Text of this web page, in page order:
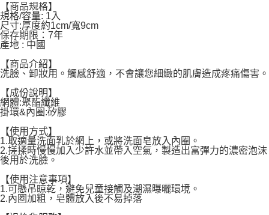
每筆NT$60，滿NT$599(含以上)免運費
宅配
每筆NT$120，滿NT$1,999(含以上)免運費
【商品規格】
規格/容量: 1入
尺寸:厚度約1cm/寬9cm
保存期限：7年
產地 : 中國
【商品介紹】
洗臉、卸妝用。觸感舒適，不會讓您細緻的肌膚造成疼痛傷害。
【成份說明】
網體:聚酯纖維
掛環&內圈:矽膠
【使用方式】
1.取適量洗面乳於網上，或將洗面皂放入內圈。
2.搓揉時慢慢加入少許水並帶入空氣，製造出富彈力的濃密泡沫
後用於洗臉。
【使用注意事項】
1.可懸吊晾乾，避免兒童接觸及潮濕曝曬環境。
2.內圈加粗，皂體放入後不易掉落